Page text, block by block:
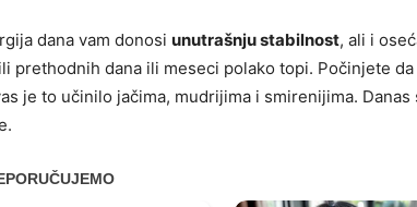
dana vam donosi unutrašnju stabilnost, ali i
prethodnih dana ili meseci polako topi. Počinjete
je to učinilo jačima, mudrijima i smirenijima.